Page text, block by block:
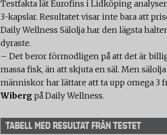
Testfakta lät Eurofins i Lidköping
3-kapslar. Resultatet visar inte bara att
Daily Wellness Sälolja har den lägsta
dyraste.
– Det beror förmodligen på att det är
massa fisk, än att skjuta en säl. Men
människor har lättare att ta upp omega 3
Wiberg på Daily Wellness.
TABELL MED RESULTAT FRÅN TESTET